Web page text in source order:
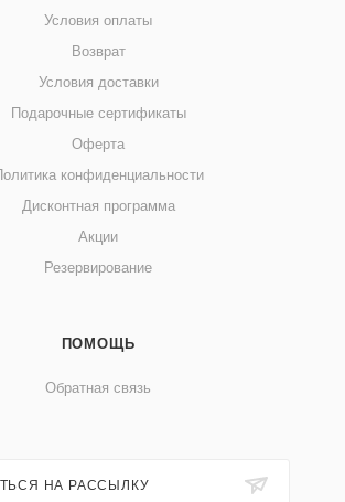
Условия оплаты
Возврат
Условия доставки
Подарочные сертификаты
Оферта
конфиденциальности
Дисконтная программа
Акции
Резервирование
ПОМОЩЬ
Обратная связь
НА РАССЫЛКУ